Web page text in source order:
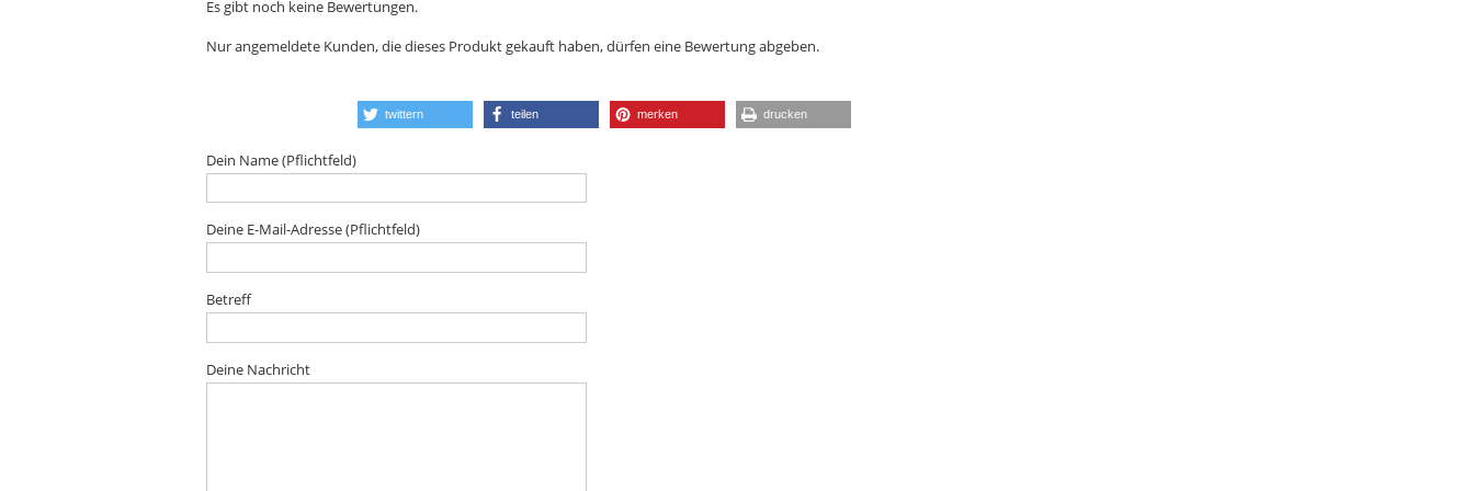
Es gibt noch keine Bewertungen.
Nur angemeldete Kunden, die dieses Produkt gekauft haben, dürfen eine Bewertung abgeben.
twittern teilen merken drucken
Dein Name (Pflichtfeld)
Deine E-Mail-Adresse (Pflichtfeld)
Betreff
Deine Nachricht